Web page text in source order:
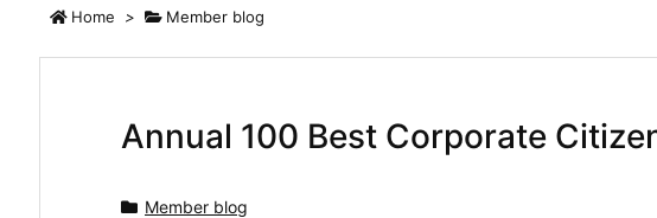
Home > Member blog
Annual 100 Best Corporate
Member blog